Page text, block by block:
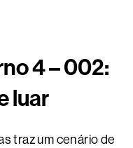
4 – 002:
luar
traz um cenário de